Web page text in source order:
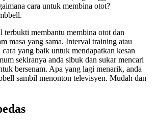
cara untuk membina otot?
terbukti membantu membina otot dan
masa yang sama. Interval training atau
yang baik untuk mendapatkan kesan
sekiranya anda sibuk dan sukar mencari
bersenam. Apa yang lagi menarik, anda
sambil menonton televisyen. Mudah dan